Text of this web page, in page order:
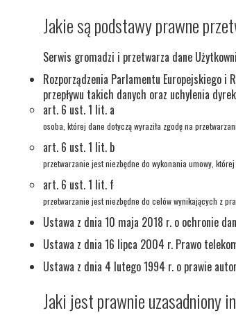
Jakie są podstawy prawne
Serwis gromadzi i przetwarza dane
Rozporządzenia Parlamentu Europejskiego i
przepływu takich danych oraz uchylenia
art. 6 ust. 1 lit. a
osoba, której dane dotyczą wyraziła zgodę na
art. 6 ust. 1 lit. b
przetwarzanie jest niezbędne do wykonania umowy,
art. 6 ust. 1 lit. f
przetwarzanie jest niezbędne do celów wynikających z
Ustawa z dnia 10 maja 2018 r. o ochronie
Ustawa z dnia 16 lipca 2004 r. Prawo
Ustawa z dnia 4 lutego 1994 r. o prawie
Jaki jest prawnie uzasadniony